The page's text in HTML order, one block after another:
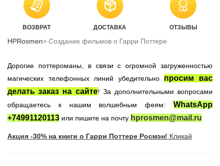
Комплекты книг о Гарри Поттере
Акционные товары к комплекту 7 книг Росмэн
Учебники Хогвартса
Гарри Поттер на английском
Настольные игры
Атрибутика Гарри Поттер
Одежда Гарри Поттер
Новогодние игрушки
ВОЗВРАТ ДОСТАВКА ОТЗЫВЫ
HPRosmen Создание фильмов о Гарри Поттере
Дорогие поттероманы, в связи с огромной загруженностью
магических телефонных линий убедительно просим вас
делать заказ на сайте! За дополнительными вопросами
обращаетесь к нашим волшебным феям:
WhatsApp
+74991120113 или пишите на почту hprosmen@mail.ru
Акция -30% на книги о Гарри Поттере Росмэн! Кликай